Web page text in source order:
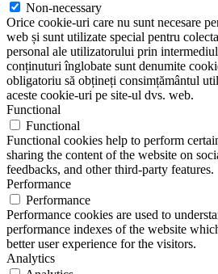
Non-necessary
Orice cookie-uri care nu sunt necesare
web și sunt utilizate special pentru
personal ale utilizatorului prin
conținuturi înglobate sunt denumite
obligatoriu să obțineți consimțământul
aceste cookie-uri pe site-ul dvs. web.
Functional
Functional
Functional cookies help to perform
sharing the content of the website on
feedbacks, and other third-party features.
Performance
Performance
Performance cookies are used to
performance indexes of the website
better user experience for the visitors.
Analytics